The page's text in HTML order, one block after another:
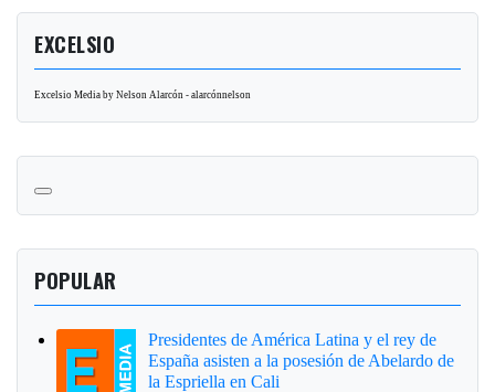
EXCELSIO
Excelsio Media by Nelson Alarcón - alarcónnelson
POPULAR
Presidentes de América Latina y el rey de
España asisten a la posesión de Abelardo de
la Espriella en Cali